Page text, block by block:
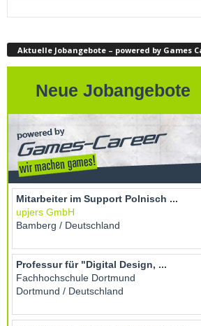
Aktuelle Jobangebote – powered by Games